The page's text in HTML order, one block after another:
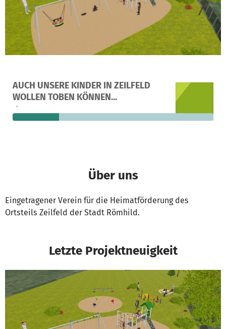
AUCH UNSERE KINDER IN ZEILFELD
WOLLEN TOBEN KÖNNEN...
Ein Projekt in Zeilfeld, Deutschland
15 23 % 13.339 €
Über uns
Eingetragener Verein für die Heimatförderung des
Ortsteils Zeilfeld der Stadt Römhild.
Letzte Projektneuigkeit